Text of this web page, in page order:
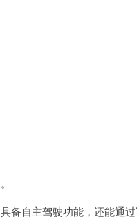
自主驾驶功能，还能通